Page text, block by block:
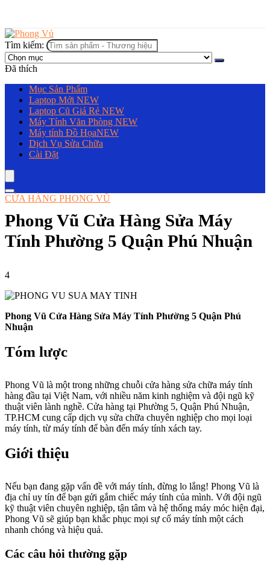
Tìm kiếm:
Đã thích
Mục Sản Phẩm
Laptop Mới NEW
Laptop Cũ Giá Rẻ NEW
Máy Tính Văn Phòng NEW
Máy tính Đồ HọaNEW
Dịch Vụ Sửa Chữa
Cài Đặt
CỬA HÀNG PHONG VŨ
Phong Vũ Cửa Hàng Sửa Máy
Tính Phường 5 Quận Phú Nhuận
4
Phong Vũ Cửa Hàng Sửa Máy Tính Phường 5 Quận Phú
Nhuận
Tóm lược
Phong Vũ là một trong những chuỗi cửa hàng sửa chữa máy tính
hàng đầu tại Việt Nam, với nhiều năm kinh nghiệm và đội ngũ kỹ
thuật viên lành nghề. Cửa hàng tại Phường 5, Quận Phú Nhuận,
TP.HCM cung cấp dịch vụ sửa chữa chuyên nghiệp cho mọi loại
máy tính, từ máy tính để bàn đến máy tính xách tay.
Giới thiệu
Nếu bạn đang gặp vấn đề với máy tính, đừng lo lắng! Phong Vũ là
địa chỉ uy tín để bạn gửi gắm chiếc máy tính của mình. Với đội ngũ
kỹ thuật viên chuyên nghiệp, tận tâm và hệ thống máy móc hiện đại,
Phong Vũ sẽ giúp bạn khắc phục mọi sự cố máy tính một cách
nhanh chóng và hiệu quả.
Các câu hỏi thường gặp